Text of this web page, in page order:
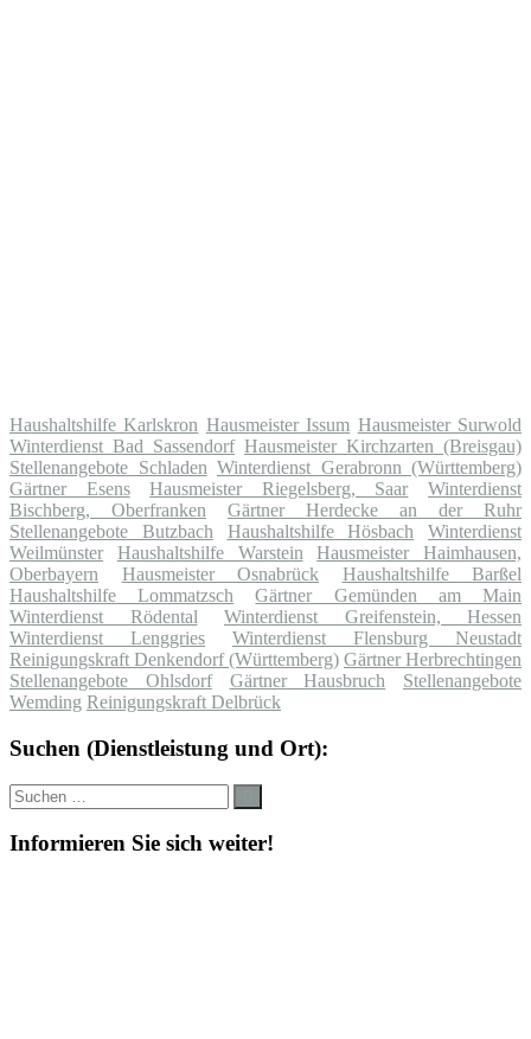
Haushaltshilfe Karlskron Hausmeister Issum Hausmeister Surwold
Winterdienst Bad Sassendorf Hausmeister Kirchzarten (Breisgau)
Stellenangebote Schladen Winterdienst Gerabronn (Württemberg)
Gärtner Esens
Hausmeister Riegelsberg, Saar
Winterdienst
Bischberg, Oberfranken
Gärtner Herdecke an der Ruhr
Stellenangebote Butzbach
Haushaltshilfe Hösbach
Winterdienst
Weilmünster
Haushaltshilfe Warstein
Hausmeister Haimhausen,
Oberbayern
Hausmeister Osnabrück
Haushaltshilfe Barßel
Haushaltshilfe Lommatzsch
Gärtner Gemünden am Main
Winterdienst Rödental
Winterdienst Greifenstein, Hessen
Winterdienst Lenggries
Winterdienst Flensburg Neustadt
Reinigungskraft Denkendorf (Württemberg) Gärtner Herbrechtingen
Stellenangebote Ohlsdorf
Gärtner Hausbruch
Stellenangebote
Wemding Reinigungskraft Delbrück
Suchen (Dienstleistung und Ort):
Suche
nach:
Informieren Sie sich weiter!